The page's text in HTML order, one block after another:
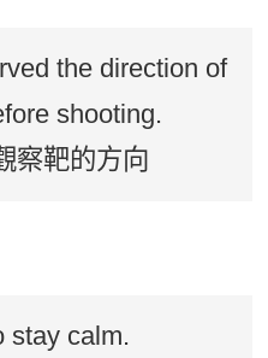
the direction of
shooting.
察靶的方向
stay calm.